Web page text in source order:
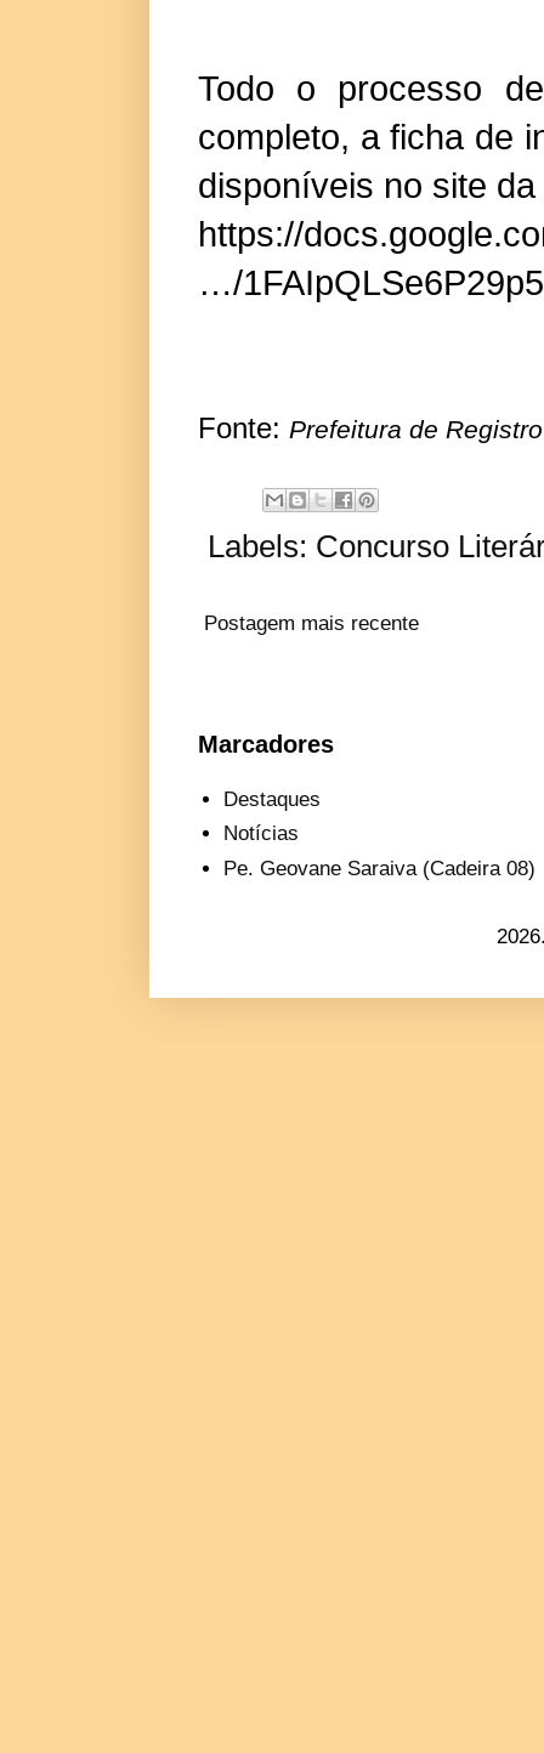
Todo o processo
completo, a ficha de
disponíveis no site
https://
…/
Fonte: Prefeitura de Registro
Labels: Concurso
Postagem mais recente
Marcadores
Destaques
Notícias
Pe. Geovane Saraiva (Cadeira 08)